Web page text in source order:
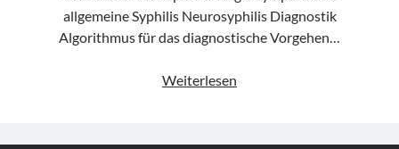
allgemeine Syphilis Neurosyphilis Diagnostik
Algorithmus für das diagnostische Vorgehen…
Weiterlesen
DGN